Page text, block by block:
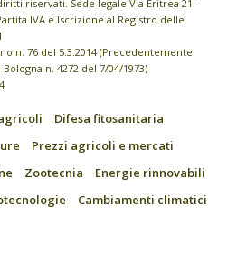
riservati. Sede legale Via Eritrea 21 -
IVA e Iscrizione al Registro delle
n. 76 del 5.3.2014 (Precedentemente
n. 4272 del 7/04/1973)
Difesa fitosanitaria
Prezzi agricoli e mercati
Zootecnia
Energie rinnovabili
Cambiamenti climatici